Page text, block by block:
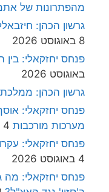
מהפתרונות של
גרשון הכהן:
8 באוגוסט 2026
פנחס יחזקאלי:
באוגוסט 2026
גרשון הכהן:
פנחס יחזקאלי:
מערכות מורכבות 4 באוגוסט 2026
פנחס יחזקאלי:
4 באוגוסט 2026
פנחס יחזקאלי: מה